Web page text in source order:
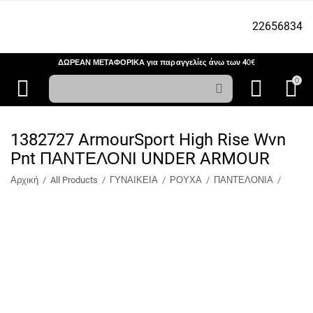
22656834
0
ΔΩΡΕΑΝ ΜΕΤΑΦΟΡΙΚΑ για παραγγελίες άνω των 40€
1382727 ArmourSport High Rise Wvn
Pnt ΠΑΝΤΕΛΟΝΙ UNDER ARMOUR
Αρχική / All Products / ΓΥΝΑΙΚΕΙΑ / ΡΟΥΧΑ / ΠΑΝΤΕΛΟΝΙΑ /